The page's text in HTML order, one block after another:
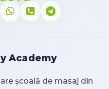
Academy
școală de masaj din